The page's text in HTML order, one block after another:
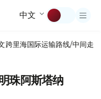
中文
跨里海国际运输路线/中间走廊
珠阿斯塔纳